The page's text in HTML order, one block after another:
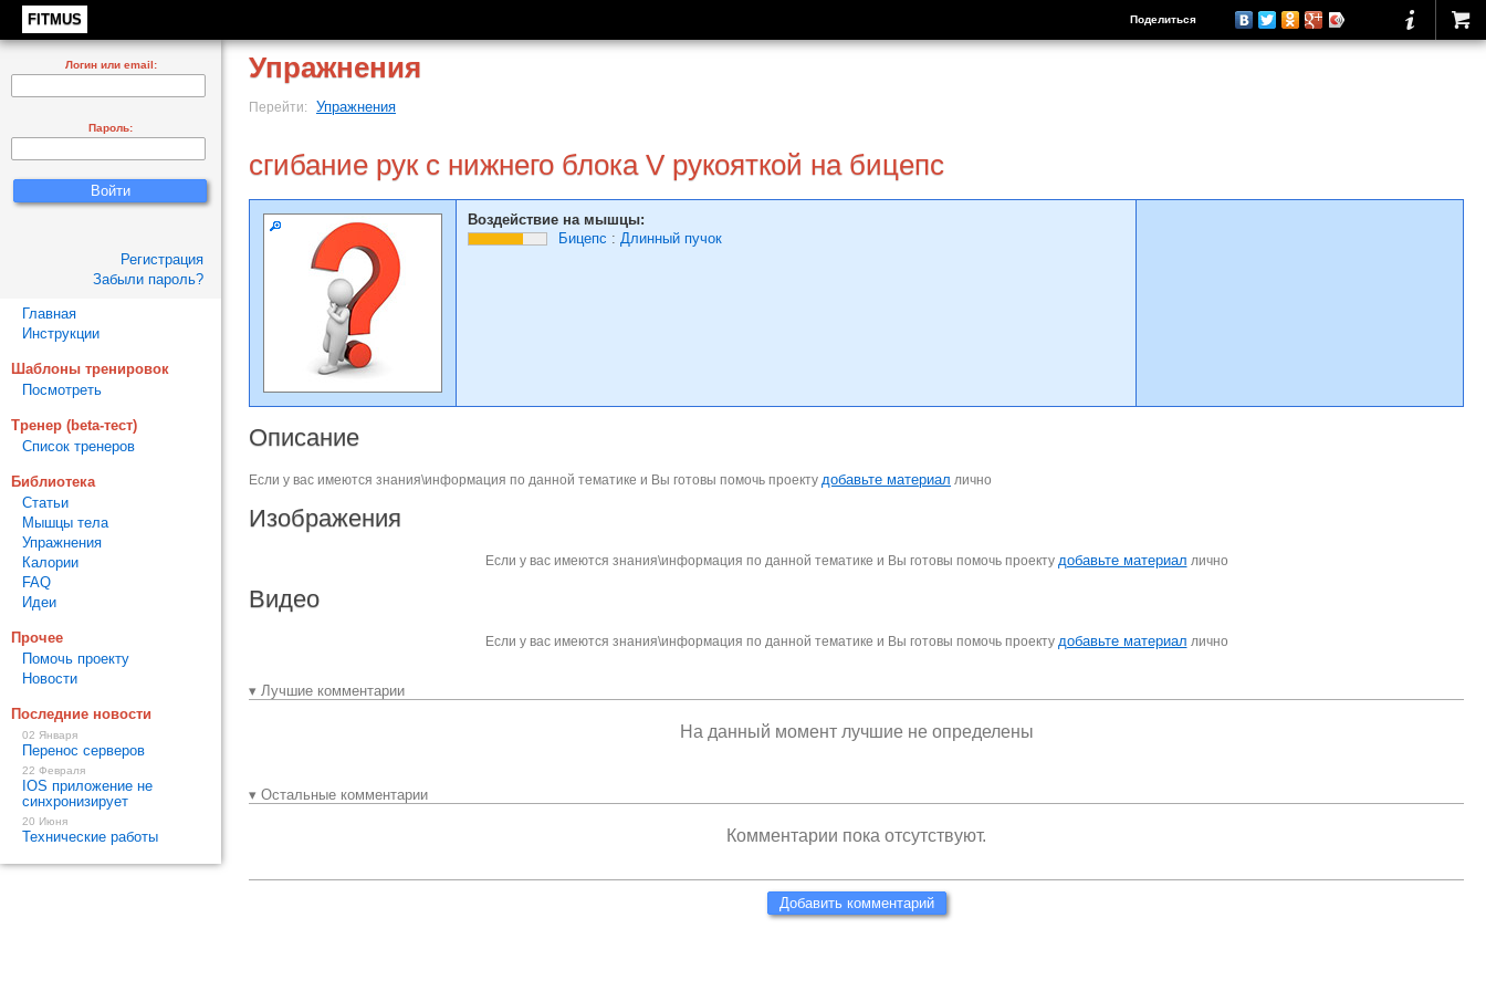
FITMUS Поделиться
Упражнения
Перейти: Упражнения
сгибание рук с нижнего блока V рукояткой на бицепс
Воздействие на мышцы:
Бицепс : Длинный пучок
Описание
Если у вас имеются знания\информация по данной тематике и Вы готовы помочь проекту добавьте материал лично
Изображения
Если у вас имеются знания\информация по данной тематике и Вы готовы помочь проекту добавьте материал лично
Видео
Если у вас имеются знания\информация по данной тематике и Вы готовы помочь проекту добавьте материал лично
▾ Лучшие комментарии
На данный момент лучшие не определены
▾ Остальные комментарии
Комментарии пока отсутствуют.
Добавить комментарий
Логин или email:
Пароль:
Регистрация
Забыли пароль?
Главная
Инструкции
Шаблоны тренировок
Посмотреть
Тренер (beta-тест)
Список тренеров
Библиотека
Статьи
Мышцы тела
Упражнения
Калории
FAQ
Идеи
Прочее
Помочь проекту
Новости
Последние новости
02 Января
Перенос серверов
22 Февраля
IOS приложение не
синхронизирует
20 Июня
Технические работы